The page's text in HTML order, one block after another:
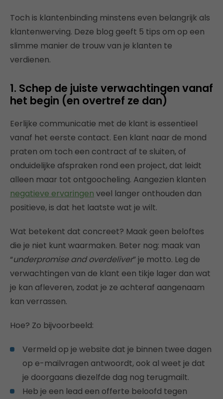
Toch is klantenbinding minstens even belangrijk als
klantenwerving. Deze blog geeft 5 tips om op een
slimme manier de trouw van je klanten te
verdienen.
1. Schep de juiste verwachtingen vanaf
het begin (en overtref ze dan)
Eerlijke communicatie met de klant is essentieel
vanaf het eerste contact. Een klant naar de mond
praten om toch een contract af te sluiten, of
onduidelijke afspraken rond een project, dat leidt
alleen maar tot ontgoocheling. Aangezien klanten
negatieve ervaringen veel langer onthouden dan
positieve, is dat het laatste wat je wilt.
Wat betekent dat concreet? Maak geen beloftes
die je niet kunt waarmaken. Beter nog: maak van
“underpromise and overdeliver” je motto. Leg de
verwachtingen van de klant een tikje lager dan wat
je kan afleveren, zodat je ze achteraf aangenaam
kan verrassen.
Hoe? Zo bijvoorbeeld:
Vermeld op je website dat je binnen twee dagen
op e-mailvragen antwoordt, ook al weet je dat
je doorgaans diezelfde dag nog terugmailt.
Heb je een lead een offerte beloofd tegen